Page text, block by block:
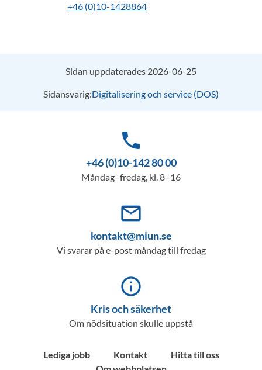
+46 (0)10-1428864
Sidan uppdaterades 2026-06-25
Sidansvarig:Digitalisering och service (DOS)
phone
+46 (0)10-142 80 00
Måndag–fredag, kl. 8–16
mail_outline
kontakt@miun.se
Vi svarar på e-post måndag till fredag
info_outline
Kris och säkerhet
Om nödsituation skulle uppstå
Lediga jobb Kontakt
Hitta till oss